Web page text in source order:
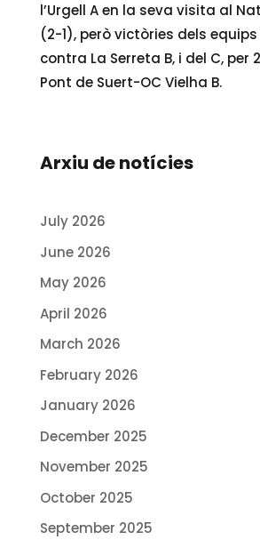
l’Urgell A en la seva visita al
(2-1), però victòries dels equips
contra La Serreta B, i del C, per
Pont de Suert-OC Vielha B.
Arxiu de notícies
July 2026
June 2026
May 2026
April 2026
March 2026
February 2026
January 2026
December 2025
November 2025
October 2025
September 2025